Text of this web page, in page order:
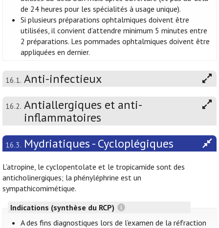
de 24 heures pour les spécialités à usage unique).
Si plusieurs préparations ophtalmiques doivent être
utilisées, il convient d’attendre minimum 5 minutes entre
2 préparations. Les pommades ophtalmiques doivent être
appliquées en dernier.
16.1. Anti-infectieux
16.2. Antiallergiques et anti-
inflammatoires
16.3. Mydriatiques - Cycloplégiques
L’atropine, le cyclopentolate et le tropicamide sont des
anticholinergiques; la phényléphrine est un
sympathicomimétique.
Indications (synthèse du RCP)
A des fins diagnostiques lors de l’examen de la réfraction